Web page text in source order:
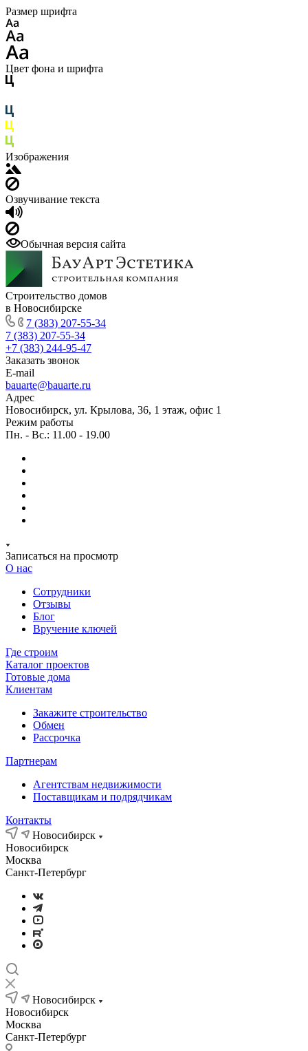
Размер шрифта
Цвет фона и шрифта
Изображения
Озвучивание текста
Обычная версия сайта
Строительство домов
в Новосибирске
7 (383) 207-55-34
7 (383) 207-55-34
+7 (383) 244-95-47
Заказать звонок
E-mail
bauarte@bauarte.ru
Адрес
Новосибирск, ул. Крылова, 36, 1 этаж, офис 1
Режим работы
Пн. - Вс.: 11.00 - 19.00
Записаться на просмотр
О нас
Сотрудники
Отзывы
Блог
Вручение ключей
Где строим
Каталог проектов
Готовые дома
Клиентам
Закажите строительство
Обмен
Рассрочка
Партнерам
Агентствам недвижимости
Поставщикам и подрядчикам
Контакты
Новосибирск
Новосибирск
Москва
Санкт-Петербург
Новосибирск
Новосибирск
Москва
Санкт-Петербург